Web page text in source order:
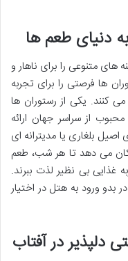
دنیای طعم ها
های متنوعی را برای ناهار و
ها فرصتی را برای تجربه
کنند. یکی از رستوران ها
از سراسر جهان ارائه
بلغاری یا مدیترانه ای
می دهد تا هر شب، طعم
غذایی بی نظیر لذت ببرند.
ورود به هتل در اختیار
دلپذیر در آفتاب